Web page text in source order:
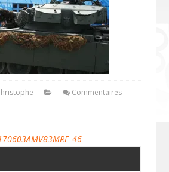
Commentaires